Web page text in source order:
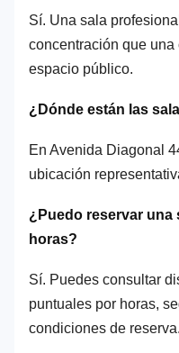
Sí. Una sala
concentración que una
espacio público.
¿Dónde están las
En Avenida Diagonal
ubicación
¿Puedo reservar una
horas?
Sí. Puedes consultar
puntuales por horas,
condiciones de reserva.